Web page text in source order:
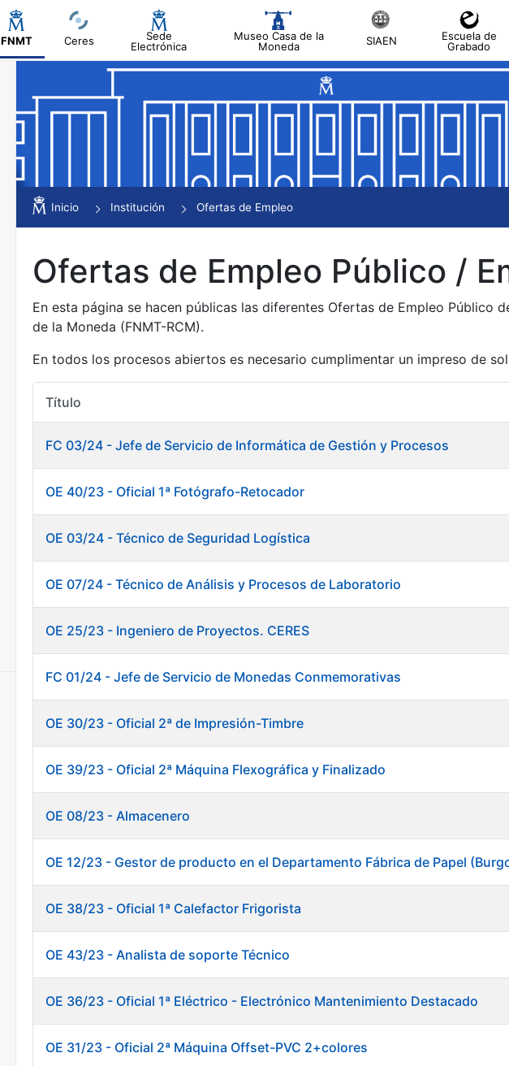
FNMT Ceres
Sede
Electrónica
Museo Casa de la
Moneda
SIAEN
Escuela de
Grabado
Mostrar/Ocultar
Mostrar/Ocultar
Mostrar/Ocultar
Mostrar/Ocultar
Mostrar/Ocultar
Mostrar/Ocultar
Mostrar/Ocultar
Inicio Institución Ofertas de Empleo
Ofertas de Empleo Público /
En esta página se hacen públicas las diferentes Ofertas de Empleo Público
de la Moneda (FNMT-RCM).
En todos los procesos abiertos es necesario cumplimentar un impreso de
Título
FC 03/24 - Jefe de Servicio de Informática de Gestión y Procesos
OE 40/23 - Oficial 1ª Fotógrafo-Retocador
OE 03/24 - Técnico de Seguridad Logística
OE 07/24 - Técnico de Análisis y Procesos de Laboratorio
OE 25/23 - Ingeniero de Proyectos. CERES
FC 01/24 - Jefe de Servicio de Monedas Conmemorativas
OE 30/23 - Oficial 2ª de Impresión-Timbre
OE 39/23 - Oficial 2ª Máquina Flexográfica y Finalizado
OE 08/23 - Almacenero
OE 12/23 - Gestor de producto en el Departamento Fábrica de Papel
OE 38/23 - Oficial 1ª Calefactor Frigorista
OE 43/23 - Analista de soporte Técnico
OE 36/23 - Oficial 1ª Eléctrico - Electrónico Mantenimiento Destacado
OE 31/23 - Oficial 2ª Máquina Offset-PVC 2+colores